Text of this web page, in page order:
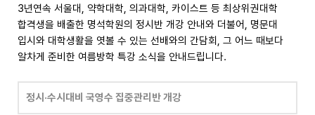
3년연속 서울대, 약학대학, 의과대학, 카이스트 등 최상위권대학
합격생을 배출한 명석학원의 정시반 개강 안내와 더불어, 명문대
입시와 대학생활을 엿볼 수 있는 선배와의 간담회, 그 어느 때보다
알차게 준비한 여름방학 특강 소식을 안내드립니다.
정시·수시대비 국영수 집중관리반 개강